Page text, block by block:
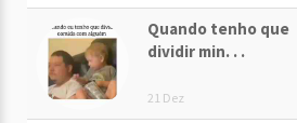
Quando tenho que
dividir min. . .
21 Dez